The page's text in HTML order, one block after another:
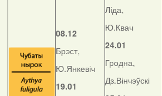
08.12
Брэст,
Ю.Янкевіч
19.01
Ліда,
Ю.Квач
24.01
Гродна,
Дз.Вінчэўскі